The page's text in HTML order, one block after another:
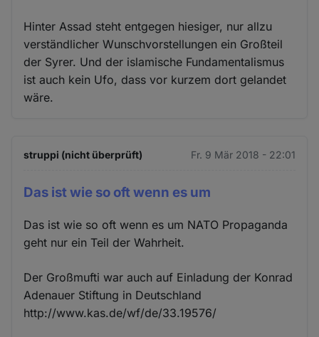
Hinter Assad steht entgegen hiesiger, nur allzu
verständlicher Wunschvorstellungen ein Großteil
der Syrer. Und der islamische Fundamentalismus
ist auch kein Ufo, dass vor kurzem dort gelandet
wäre.
struppi (nicht überprüft) Fr. 9 Mär 2018 - 22:01
Das ist wie so oft wenn es um
Das ist wie so oft wenn es um NATO Propaganda
geht nur ein Teil der Wahrheit.
Der Großmufti war auch auf Einladung der Konrad
Adenauer Stiftung in Deutschland
http://www.kas.de/wf/de/33.19576/